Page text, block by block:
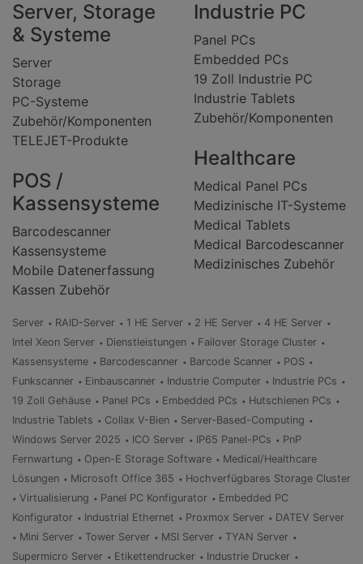
Server, Storage
& Systeme
Server
Storage
PC-Systeme
Zubehör/Komponenten
TELEJET-Produkte
POS /
Kassensysteme
Barcodescanner
Kassensysteme
Mobile Datenerfassung
Kassen Zubehör
Industrie PC
Panel PCs
Embedded PCs
19 Zoll Industrie PC
Industrie Tablets
Zubehör/Komponenten
Healthcare
Medical Panel PCs
Medizinische IT-Systeme
Medical Tablets
Medical Barcodescanner
Medizinisches Zubehör
Server RAID-Server 1 HE Server 2 HE Server
4 HE Server
Intel Xeon Server
Dienstleistungen
Failover Storage Cluster
Kassensysteme
Barcodescanner Barcode Scanner
POS
Funkscanner
Einbauscanner Industrie Computer
Industrie PCs
19 Zoll Gehäuse
Panel PCs Embedded PCs
Hutschienen PCs
Industrie Tablets
Collax V-Bien
Server-Based-Computing
Windows Server 2025
ICO Server IP65 Panel-PCs
PnP
Fernwartung
Open-E Storage Software
Medical/Healthcare
Lösungen
Microsoft Office 365
Hochverfügbares Storage Cluster
Virtualisierung
Panel PC Konfigurator
Embedded PC
Konfigurator
Industrial Ethernet Proxmox Server
DATEV Server
Mini Server
Tower Server MSI Server
TYAN Server
Supermicro Server
Etikettendrucker Industrie Drucker